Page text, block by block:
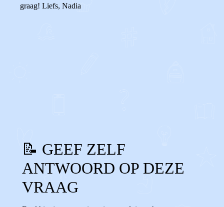
graag! Liefs, Nadia
📝 GEEF ZELF
ANTWOORD OP DEZE
VRAAG